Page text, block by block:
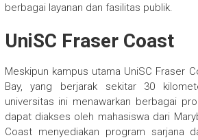
berbagai layanan dan fasilitas publik.
UniSC Fraser Coast
Meskipun kampus utama UniSC Fraser
Bay, yang berjarak sekitar 30
universitas ini menawarkan berbagai
dapat diakses oleh mahasiswa dari
Coast menyediakan program sarjana